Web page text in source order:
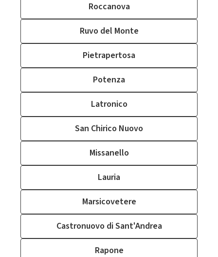
Roccanova
Ruvo del Monte
Pietrapertosa
Potenza
Latronico
San Chirico Nuovo
Missanello
Lauria
Marsicovetere
Castronuovo di Sant'Andrea
Rapone